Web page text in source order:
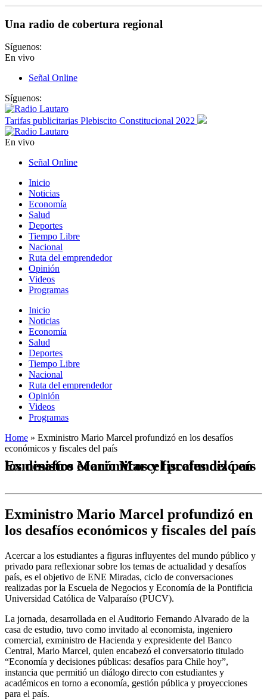
Una radio de cobertura regional
Síguenos:
En vivo
Señal Online
Síguenos:
Tarifas publicitarias Plebiscito Constitucional 2022
En vivo
Señal Online
Inicio
Noticias
Economía
Salud
Deportes
Tiempo Libre
Nacional
Ruta del emprendedor
Opinión
Videos
Programas
Inicio
Noticias
Economía
Salud
Deportes
Tiempo Libre
Nacional
Ruta del emprendedor
Opinión
Videos
Programas
Home » Exministro Mario Marcel profundizó en los desafíos
económicos y fiscales del país
Exministro Mario Marcel profundizó en los desafíos económicos y fiscales del país
Exministro Mario Marcel profundizó en
los desafíos económicos y fiscales del país
Acercar a los estudiantes a figuras influyentes del mundo público y
privado para reflexionar sobre los temas de actualidad y desafíos
país, es el objetivo de ENE Miradas, ciclo de conversaciones
realizadas por la Escuela de Negocios y Economía de la Pontificia
Universidad Católica de Valparaíso (PUCV).
La jornada, desarrollada en el Auditorio Fernando Alvarado de la
casa de estudio, tuvo como invitado al economista, ingeniero
comercial, exministro de Hacienda y expresidente del Banco
Central, Mario Marcel, quien encabezó el conversatorio titulado
“Economía y decisiones públicas: desafíos para Chile hoy”,
instancia que permitió un diálogo directo con estudiantes y
académicos en torno a economía, gestión pública y proyecciones
para el país.